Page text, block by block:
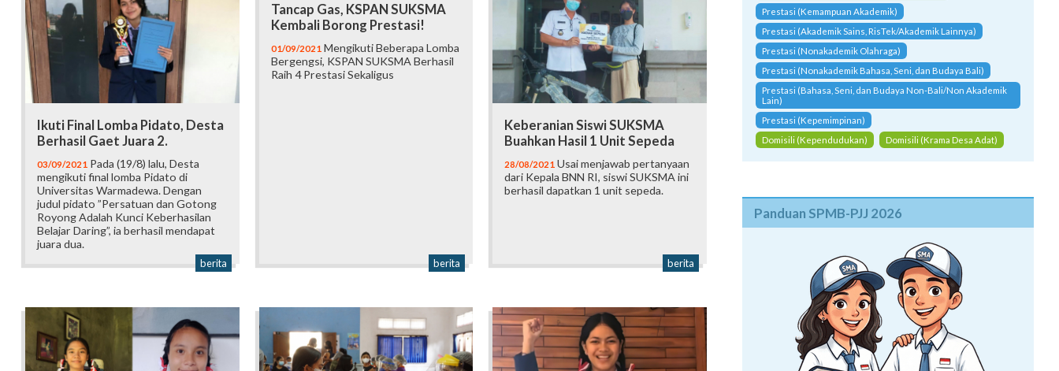
Ikuti Final Lomba Pidato, Desta
Berhasil Gaet Juara 2.
03/09/2021 Pada (19/8) lalu, Desta
mengikuti final lomba Pidato di
Universitas Warmadewa. Dengan
judul pidato ”Persatuan dan Gotong
Royong Adalah Kunci Keberhasilan
Belajar Daring”, ia berhasil mendapat
juara dua.
berita
Tancap Gas, KSPAN SUKSMA
Kembali Borong Prestasi!
01/09/2021 Mengikuti Beberapa Lomba
Bergengsi, KSPAN SUKSMA Berhasil
Raih 4 Prestasi Sekaligus
berita
Keberanian Siswi SUKSMA
Buahkan Hasil 1 Unit Sepeda
28/08/2021 Usai menjawab pertanyaan
dari Kepala BNN RI, siswi SUKSMA ini
berhasil dapatkan 1 unit sepeda.
berita
Prestasi (Kemampuan Akademik)
Prestasi (Akademik Sains, RisTek/Akademik Lainnya)
Prestasi (Nonakademik Olahraga)
Prestasi (Nonakademik Bahasa, Seni, dan Budaya Bali)
Prestasi (Bahasa, Seni, dan Budaya Non-Bali/Non Akademik
Lain)
Prestasi (Kepemimpinan)
Domisili (Kependudukan)
Domisili (Krama Desa Adat)
Panduan SPMB-PJJ 2026